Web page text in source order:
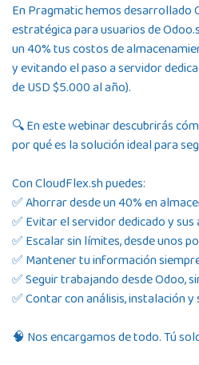
En Pragmatic hemos desarrollado
estratégica para usuarios de
un 40% tus costos de
y evitando el paso a servidor
de USD $5.000 al año).
🔍 En este webinar descubrirás
por qué es la solución ideal para
Con CloudFlex.sh puedes:
✅ Ahorrar desde un 40% en
✅ Evitar el servidor dedicado y
✅ Escalar sin límites, desde unos
✅ Mantener tu información
✅ Seguir trabajando desde Odoo,
✅ Contar con análisis, instalación
🧠 Nos encargamos de todo. Tú